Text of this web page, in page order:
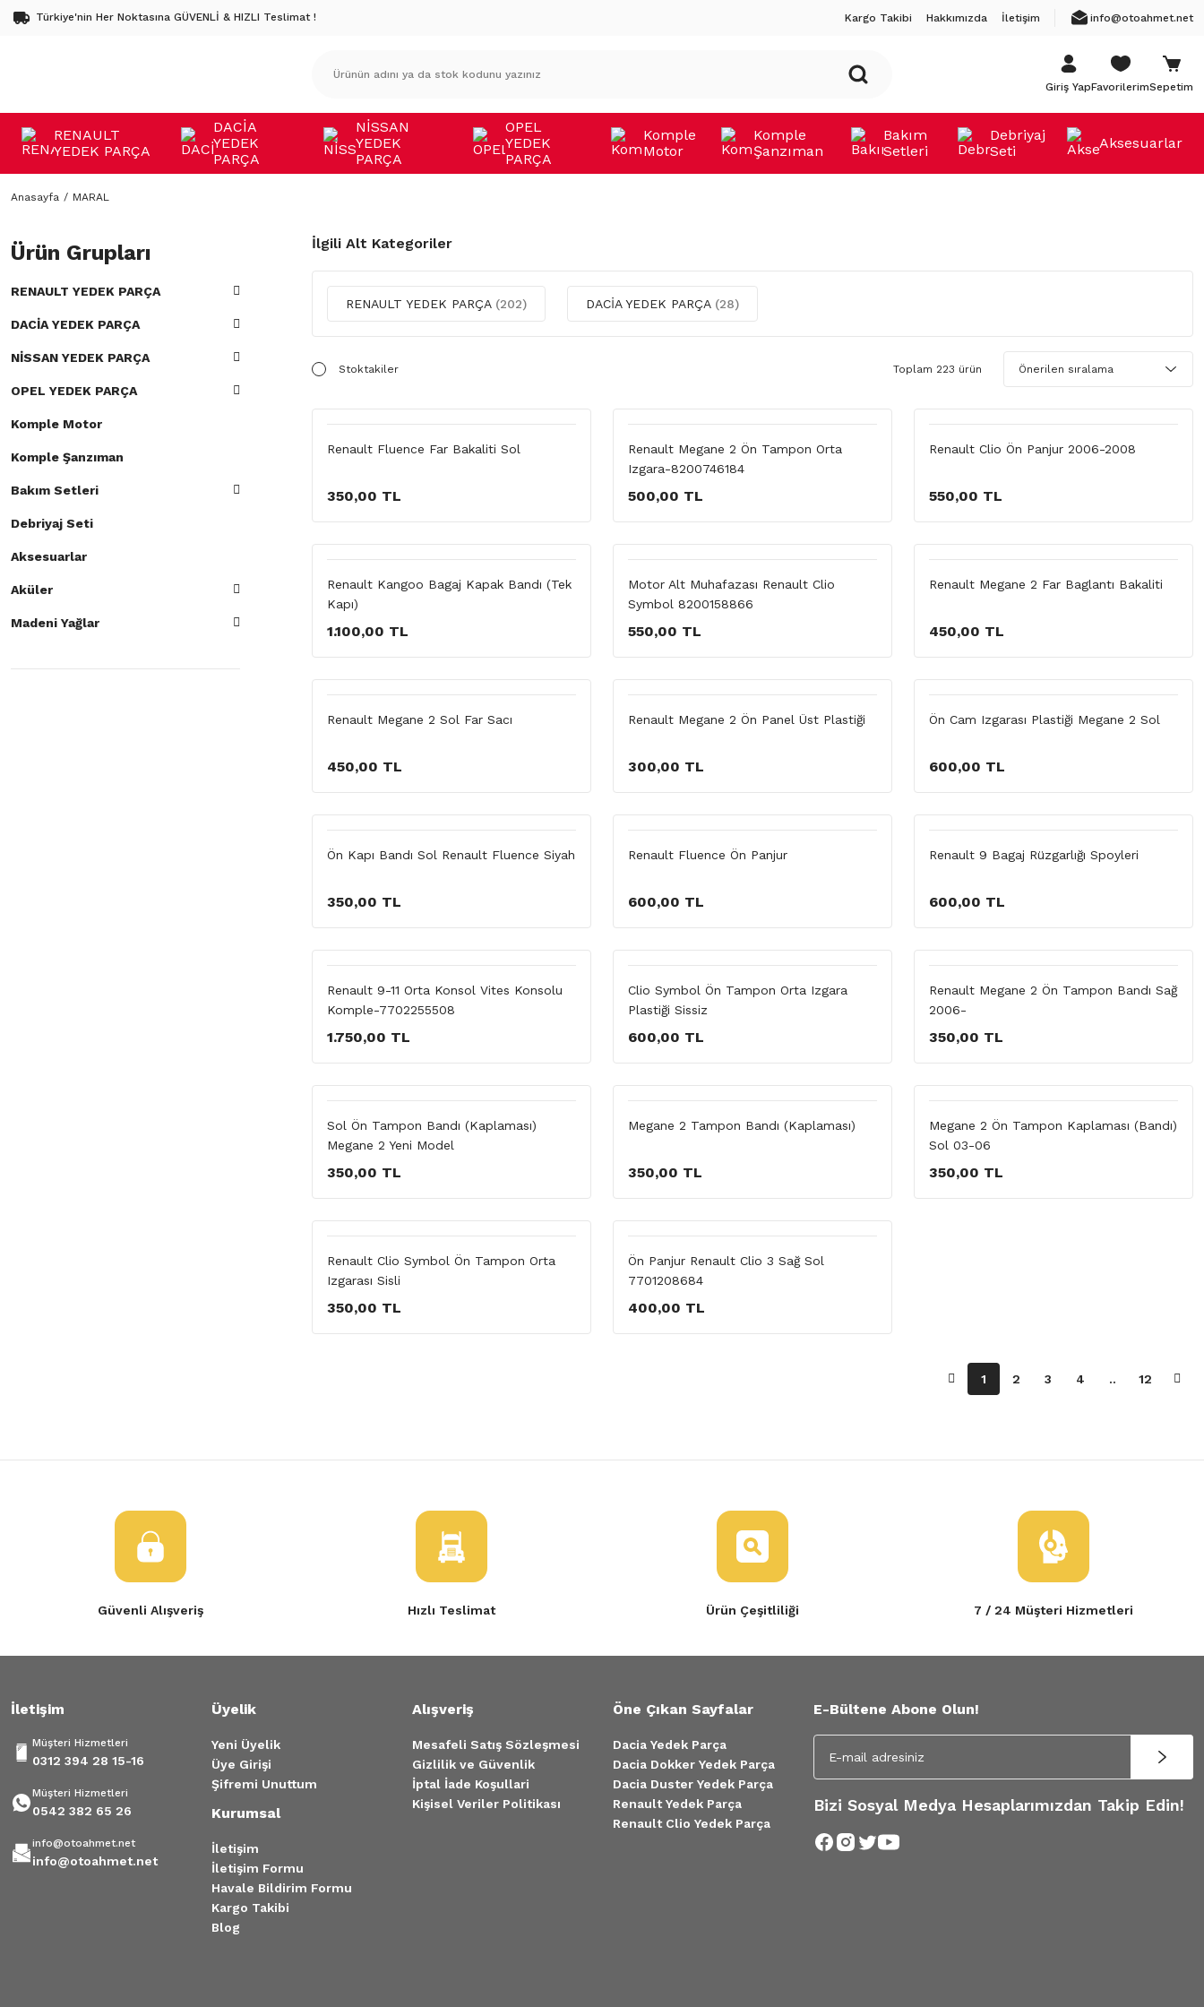
Türkiye'nin Her Noktasına GÜVENLİ & HIZLI Teslimat ! Kargo Takibi Hakkımızda İletişim info@otoahmet.net
Giriş YapFavorilerimSepetim
RENAULT
YEDEK PARÇA
DACİA
YEDEK
PARÇA
NİSSAN
YEDEK
PARÇA
OPEL
YEDEK
PARÇA
Komple
Motor
Komple
Şanzıman
Bakım
Setleri
Debriyaj
Seti
Aksesuarlar
Anasayfa MARAL
Ürün Grupları
RENAULT YEDEK PARÇA
DACİA YEDEK PARÇA
NİSSAN YEDEK PARÇA
OPEL YEDEK PARÇA
Komple Motor
Komple Şanzıman
Bakım Setleri
Debriyaj Seti
Aksesuarlar
Aküler
Madeni Yağlar
İlgili Alt Kategoriler
RENAULT YEDEK PARÇA (202) DACİA YEDEK PARÇA (28)
Stoktakiler Toplam 223 ürün
Renault Fluence Far Bakaliti Sol
350,00 TL
Renault Megane 2 Ön Tampon Orta
Izgara-8200746184
500,00 TL
Renault Clio Ön Panjur 2006-2008
550,00 TL
Renault Kangoo Bagaj Kapak Bandı (Tek
Kapı)
1.100,00 TL
Motor Alt Muhafazası Renault Clio
Symbol 8200158866
550,00 TL
Renault Megane 2 Far Baglantı Bakaliti
450,00 TL
Renault Megane 2 Sol Far Sacı
450,00 TL
Renault Megane 2 Ön Panel Üst Plastiği
300,00 TL
Ön Cam Izgarası Plastiği Megane 2 Sol
600,00 TL
Ön Kapı Bandı Sol Renault Fluence Siyah
350,00 TL
Renault Fluence Ön Panjur
600,00 TL
Renault 9 Bagaj Rüzgarlığı Spoyleri
600,00 TL
Renault 9-11 Orta Konsol Vites Konsolu
Komple-7702255508
1.750,00 TL
Clio Symbol Ön Tampon Orta Izgara
Plastiği Sissiz
600,00 TL
Renault Megane 2 Ön Tampon Bandı Sağ
2006-
350,00 TL
Sol Ön Tampon Bandı (Kaplaması)
Megane 2 Yeni Model
350,00 TL
Megane 2 Tampon Bandı (Kaplaması)
350,00 TL
Megane 2 Ön Tampon Kaplaması (Bandı)
Sol 03-06
350,00 TL
Renault Clio Symbol Ön Tampon Orta
Izgarası Sisli
350,00 TL
Ön Panjur Renault Clio 3 Sağ Sol
7701208684
400,00 TL
1 2 3 4 .. 12
Güvenli Alışveriş Hızlı Teslimat Ürün Çeşitliliği 7 / 24 Müşteri Hizmetleri
İletişim
Müşteri Hizmetleri
0312 394 28 15-16
Müşteri Hizmetleri
0542 382 65 26
info@otoahmet.net
info@otoahmet.net
Üyelik
Yeni Üyelik
Üye Girişi
Şifremi Unuttum
Kurumsal
İletişim
İletişim Formu
Havale Bildirim Formu
Kargo Takibi
Blog
Alışveriş
Mesafeli Satış Sözleşmesi
Gizlilik ve Güvenlik
İptal İade Koşullari
Kişisel Veriler Politikası
Öne Çıkan Sayfalar
Dacia Yedek Parça
Dacia Dokker Yedek Parça
Dacia Duster Yedek Parça
Renault Yedek Parça
Renault Clio Yedek Parça
E-Bültene Abone Olun!
Bizi Sosyal Medya Hesaplarımızdan Takip Edin!